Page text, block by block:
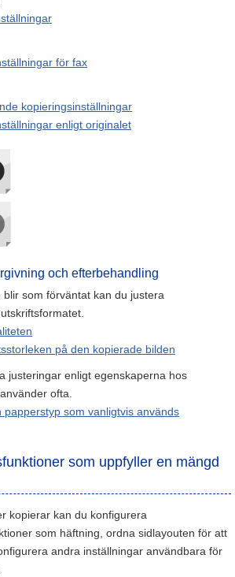
för fax
kopieringsinställningar
enligt originalet
och efterbehandling
som förväntat kan du justera
på den kopierade bilden
justeringar enligt egenskaperna hos
ofta.
papperstyp som vanligtvis används
som uppfyller en mängd
kopierar kan du konfigurera
som häftning, ordna sidlayouten för att
andra inställningar användbara för